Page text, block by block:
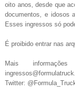
oito anos, desde que
documentos, e idosos
Esses ingressos só
É proibido entrar nas
Mais
Twitter: